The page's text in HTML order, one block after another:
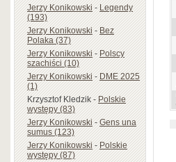
Jerzy Konikowski-Legendy
(193)
Jerzy Konikowski-Bez
Polaka (37)
Jerzy Konikowski-Polscy
szachiści (10)
Jerzy Konikowski-DME 2025
(1)
Krzysztof Kledzik-Polskie
występy (83)
Jerzy Konikowski-Gens una
sumus (123)
Jerzy Konikowski-Polskie
występy (87)